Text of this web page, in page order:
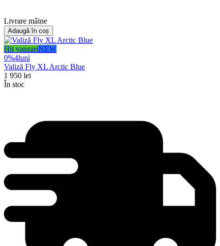
Livrare mâine
Adaugă în coș
Hit vanzariNEW
0%4luni
Valiză Fly XL Arctic Blue
1 950 lei
În stoc